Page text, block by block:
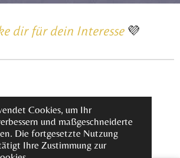
Cookies, um Ihr
und maßgeschneiderte
Die fortgesetzte Nutzung
Ihre Zustimmung zur
dir für dein Interesse 💜
Webador